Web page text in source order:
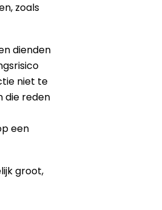
zoals
dienden
niet te
die reden
een
groot,